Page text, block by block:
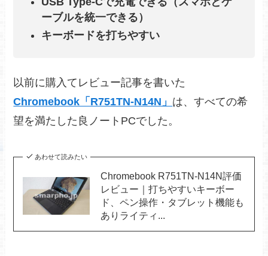
ーブルを統一できる）
キーボードを打ちやすい
以前に購入てレビュー記事を書いた
Chromebook「R751TN-N14N」 は、すべての希
望を満たした良ノートPCでした。
あわせて読みたい
Chromebook R751TN-N14N評価
レビュー｜打ちやすいキーボー
ド、ペン操作・タブレット機能も
ありライティ...